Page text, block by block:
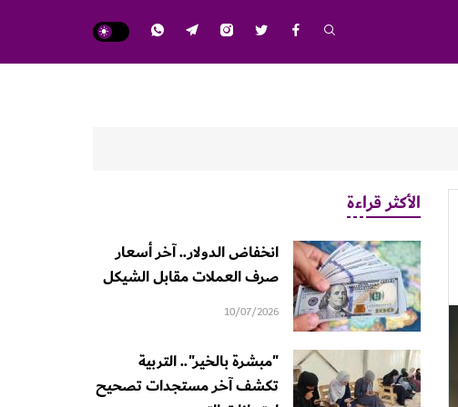
الأكثر قراءة
انخفاض الدولار.. آخر أسعار
صرف العملات مقابل الشيكل
10/07/2026
"مبشرة بالخير".. التربية
تكشف آخر مستجدات تصحيح